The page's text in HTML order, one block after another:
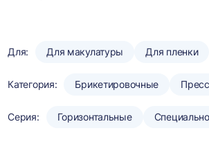
Для: Для макулатуры Для пленки
Категория: Брикетировочные
Серия: Горизонтальные